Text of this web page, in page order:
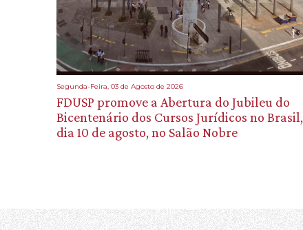
Segunda-Feira, 03 de Agosto de 2026
FDUSP promove a Abertura do Jubileu do
Bicentenário dos Cursos Jurídicos no Brasil,
dia 10 de agosto, no Salão Nobre